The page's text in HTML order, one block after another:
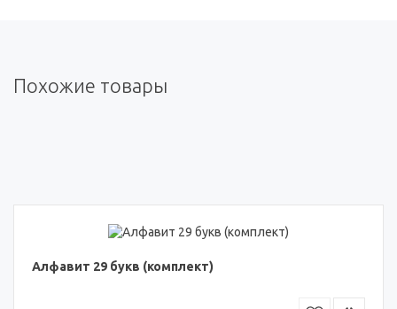
Похожие товары
Алфавит 29 букв (комплект)